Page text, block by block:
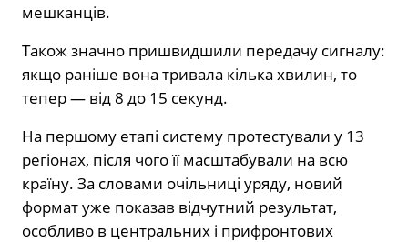
мешканців.
Також значно пришвидшили передачу сигналу:
якщо раніше вона тривала кілька хвилин, то
тепер — від 8 до 15 секунд.
На першому етапі систему протестували у 13
регіонах, після чого її масштабували на всю
країну. За словами очільниці уряду, новий
формат уже показав відчутний результат,
особливо в центральних і прифронтових